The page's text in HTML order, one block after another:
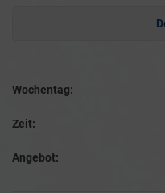
Wochentag:
Zeit:
Angebot: